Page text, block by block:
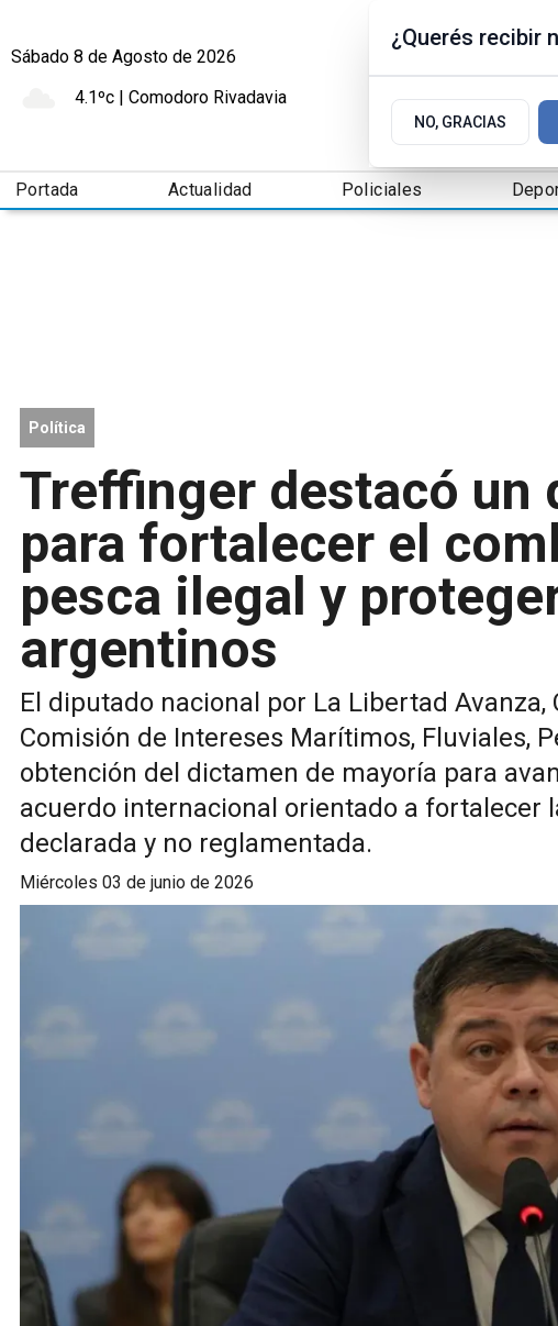
Sábado 8 de Agosto de 2026
4.1ºc | Comodoro Rivadavia
Portada Actualidad Policiales
Política
Treffinger destacó un
para fortalecer el
pesca ilegal y
argentinos
El diputado nacional por La Libertad
Comisión de Intereses Marítimos, Fluviales,
obtención del dictamen de mayoría para
acuerdo internacional orientado a fortalecer
declarada y no reglamentada.
miércoles 03 de junio de 2026
¿Querés recibir
NO, GRACIAS